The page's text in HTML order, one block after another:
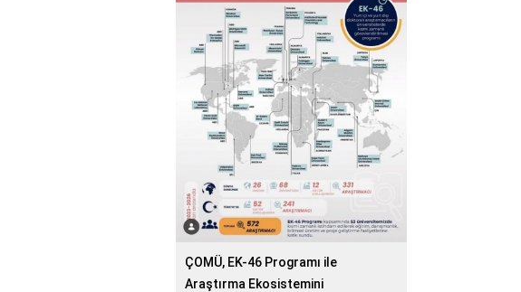
ÇOMÜ, EK-46 Programı ile
Araştırma Ekosistemini